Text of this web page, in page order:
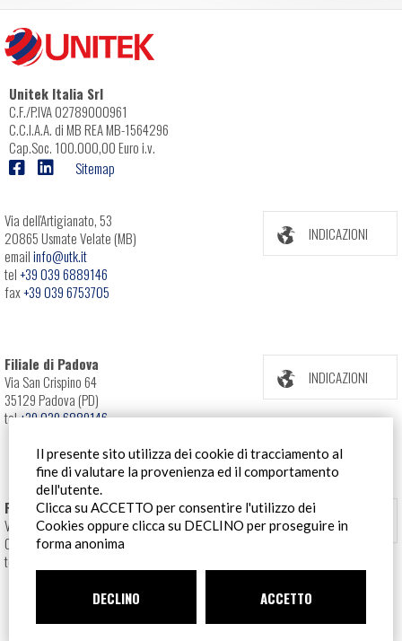
Il presente sito utilizza dei cookie di tracciamento al
fine di valutare la provenienza ed il comportamento
dell'utente.
Clicca su ACCETTO per consentire l'utilizzo dei
Cookies oppure clicca su DECLINO per proseguire in
forma anonima
DECLINO ACCETTO
Unitek Italia Srl
C.F./P.IVA 02789000961
C.C.I.A.A. di MB REA MB-1564296
Cap.Soc. 100.000,00 Euro i.v.
Sitemap
Via dell'Artigianato, 53
20865 Usmate Velate (MB)
emailinfo@utk.it
tel+39 039 6889146
fax+39 039 6753705
INDICAZIONI
Filiale di Padova
Via San Crispino 64
35129 Padova (PD)
tel+39 039 6889146
INDICAZIONI
Filiale Roma
Via Pontina 583
00128 Roma (RM)
tel
INDICAZIONI